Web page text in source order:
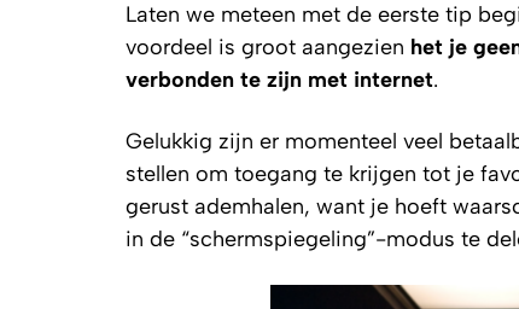
Laten we meteen met de eerste tip
voordeel is groot aangezien het je
verbonden te zijn met internet.
Gelukkig zijn er momenteel veel
stellen om toegang te krijgen tot je
gerust ademhalen, want je hoeft
in de “schermspiegeling”-modus te